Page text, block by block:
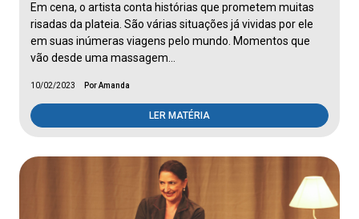
Em cena, o artista conta histórias que prometem muitas
risadas da plateia. São várias situações já vividas por ele
em suas inúmeras viagens pelo mundo. Momentos que
vão desde uma massagem…
10/02/2023 Por Amanda
LER MATÉRIA